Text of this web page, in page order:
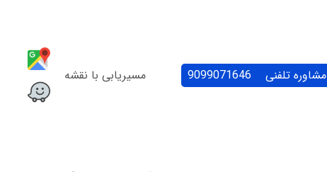
مشاوره تلفنی 9099071646 مسیریابی با نقشه